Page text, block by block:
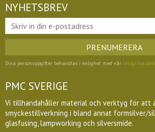
NYHETSBREV
PRENUMERERA
Dina personuppgifter behandlas i enlighet med vår
PMC SVERIGE
Vi tillhandahåller material och verktyg för att
smyckestillverkning i bland annat formsilver/
glasfusing, lampworking och silversmide.